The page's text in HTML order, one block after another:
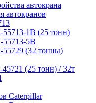
автокрана
автокранов
1В (25 тонн)
55713-5В
(32 тонны)
(25 тонн) / 32т
Caterpillar